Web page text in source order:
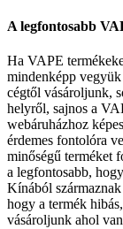
A legfontosabb
Ha VAPE
mindenképp
cégtől vásároljunk,
helyről, sajnos a
webáruházhoz
érdemes fontolóra
minőségű terméket
a legfontosabb,
Kínából
hogy a termék
vásároljunk ahol